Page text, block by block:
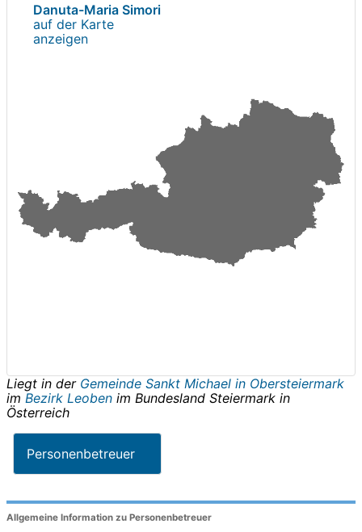
Danuta-Maria Simori
auf der Karte
anzeigen
Liegt in der Gemeinde Sankt Michael in Obersteiermark
im Bezirk Leoben im Bundesland Steiermark in
Österreich
Personenbetreuer
Allgemeine Information zu Personenbetreuer